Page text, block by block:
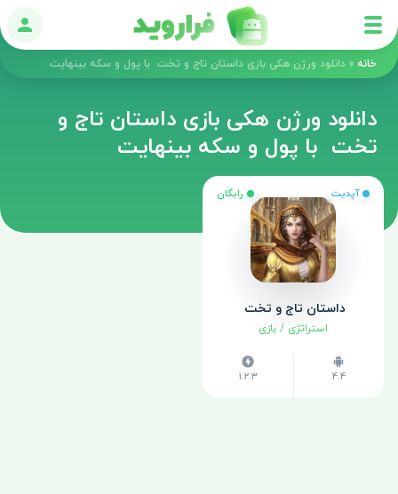
ورود
خانه » دانلود ورژن هکی بازی داستان تاج و تخت ‎ با پول و سکه بینهایت
دانلود ورژن هکی بازی داستان تاج و
تخت ‎ با پول و سکه بینهایت
آپدیت رایگان
داستان تاج و تخت ‎
استراتژی / بازی
4.4
1.2.3